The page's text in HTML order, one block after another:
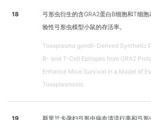
18
弓形虫衍生的含GRA2蛋白B细胞和T细
验性弓形虫模型小鼠的存活率。
Toxoplasma gondii-Derived Synthetic
B- and T-Cell Epitopes from GRA2
Enhance Mice Survival in a Model of
Toxoplasmosis.
19
斯里兰卡孕妇弓形虫病血清流行率和弓